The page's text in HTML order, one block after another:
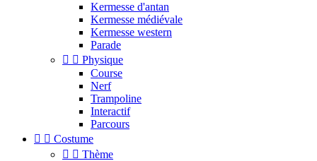
Kermesse d'antan
Kermesse médiévale
Kermesse western
Parade
  Physique
Course
Nerf
Trampoline
Interactif
Parcours
  Costume
  Thème